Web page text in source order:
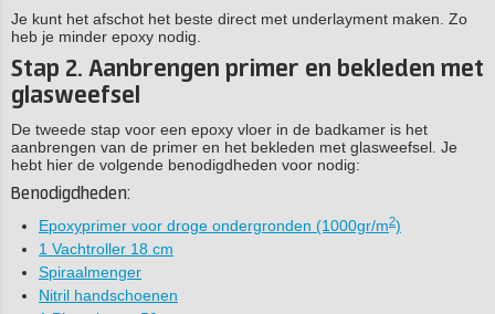
Je kunt het afschot het beste direct met underlayment maken. Zo
heb je minder epoxy nodig.
Stap 2. Aanbrengen primer en bekleden met
glasweefsel
De tweede stap voor een epoxy vloer in de badkamer is het
aanbrengen van de primer en het bekleden met glasweefsel. Je
hebt hier de volgende benodigdheden voor nodig:
Benodigdheden:
Epoxyprimer voor droge ondergronden (1000gr/m2)
1 Vachtroller 18 cm
Spiraalmenger
Nitril handschoenen